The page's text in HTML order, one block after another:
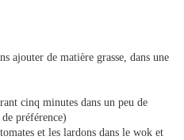
ajouter de matière grasse, dans une
cinq minutes dans un peu de
préférence)
et les lardons dans le wok et